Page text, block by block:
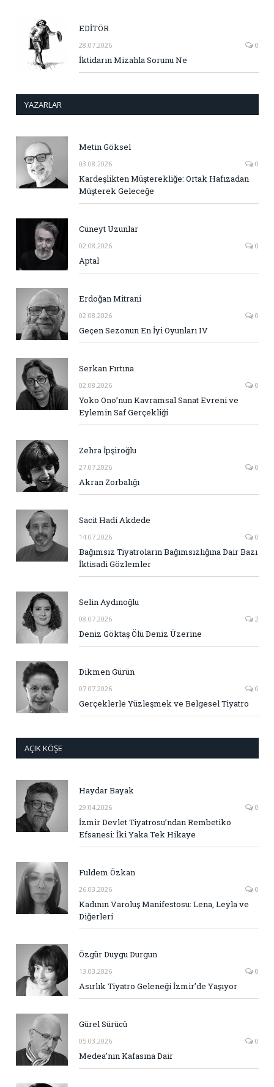
EDİTÖR
28.07.2026 0
İktidarın Mizahla Sorunu Ne
YAZARLAR
Metin Göksel
03.08.2026 0
Kardeşlikten Müşterekliğe: Ortak Hafızadan
Müşterek Geleceğe
Cüneyt Uzunlar
02.08.2026 0
Aptal
Erdoğan Mitrani
02.08.2026 0
Geçen Sezonun En İyi Oyunları IV
Serkan Fırtına
02.08.2026 0
Yoko Ono’nun Kavramsal Sanat Evreni ve
Eylemin Saf Gerçekliği
Zehra İpşiroğlu
27.07.2026 0
Akran Zorbalığı
Sacit Hadi Akdede
14.07.2026 0
Bağımsız Tiyatroların Bağımsızlığına Dair Bazı
İktisadi Gözlemler
Selin Aydınoğlu
08.07.2026 2
Deniz Göktaş Ölü Deniz Üzerine
Dikmen Gürün
07.07.2026 0
Gerçeklerle Yüzleşmek ve Belgesel Tiyatro
AÇIK KÖŞE
Haydar Bayak
29.04.2026 0
İzmir Devlet Tiyatrosu’ndan Rembetiko
Efsanesi: İki Yaka Tek Hikaye
Fuldem Özkan
26.03.2026 0
Kadının Varoluş Manifestosu: Lena, Leyla ve
Diğerleri
Özgür Duygu Durgun
13.03.2026 0
Asırlık Tiyatro Geleneği İzmir’de Yaşıyor
Gürel Sürücü
05.03.2026 0
Medea’nın Kafasına Dair